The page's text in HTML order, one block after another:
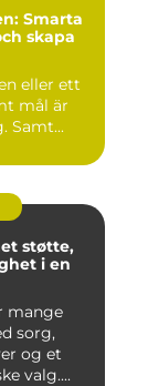
Smarta
skapa
eller ett
mål är
Samt...
i en
mange
sorg,
og et
valg....